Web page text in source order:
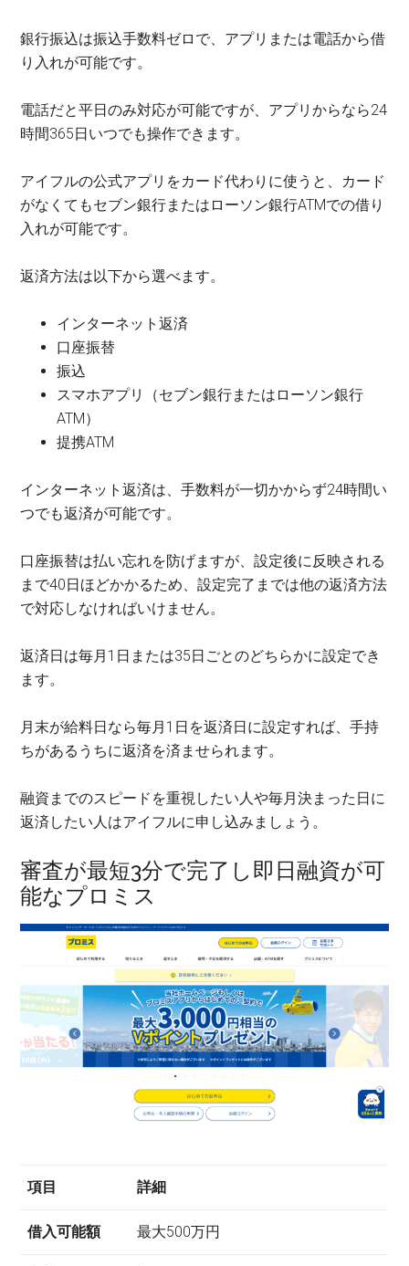
銀行振込は振込手数料ゼロで、アプリまたは電話から借
り入れが可能です。
電話だと平日のみ対応が可能ですが、アプリからなら24
時間365日いつでも操作できます。
アイフルの公式アプリをカード代わりに使うと、カード
がなくてもセブン銀行またはローソン銀行ATMでの借り
入れが可能です。
返済方法は以下から選べます。
インターネット返済
口座振替
振込
スマホアプリ（セブン銀行またはローソン銀行
ATM）
提携ATM
インターネット返済は、手数料が一切かからず24時間い
つでも返済が可能です。
口座振替は払い忘れを防げますが、設定後に反映される
まで40日ほどかかるため、設定完了までは他の返済方法
で対応しなければいけません。
返済日は毎月1日または35日ごとのどちらかに設定でき
ます。
月末が給料日なら毎月1日を返済日に設定すれば、手持
ちがあるうちに返済を済ませられます。
融資までのスピードを重視したい人や毎月決まった日に
返済したい人はアイフルに申し込みましょう。
審査が最短3分で完了し即日融資が可
能なプロミス
項目 詳細
借入可能額 最大500万円